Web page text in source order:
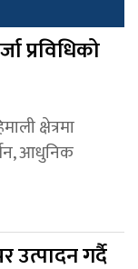
प्रविधिको
क्षेत्रमा
आधुनिक
गर्दै